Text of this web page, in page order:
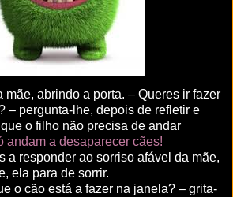
abrindo a porta. – Queres ir fazer
– pergunta-lhe, depois de refletir e
o filho não precisa de andar
andam a desaparecer cães!
a responder ao sorriso afável da mãe,
ela para de sorrir.
o cão está a fazer na janela? – grita-